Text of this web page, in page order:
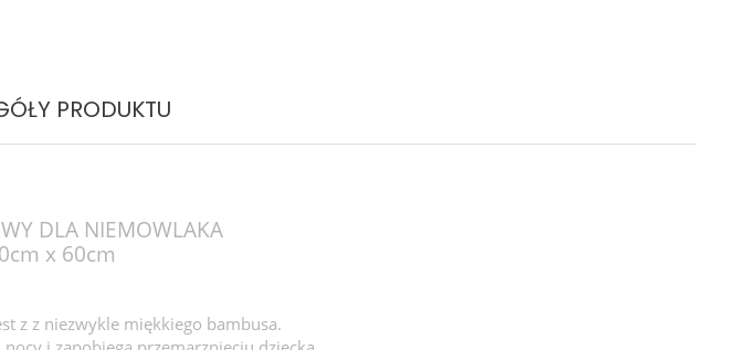
PRODUKTU
DLA NIEMOWLAKA
x 60cm
z z niezwykle miękkiego bambusa.